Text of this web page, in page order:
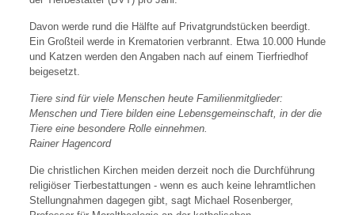
Davon werde rund die Hälfte auf Privatgrundstücken beerdigt.
Ein Großteil werde in Krematorien verbrannt. Etwa 10.000 Hunde
und Katzen werden den Angaben nach auf einem Tierfriedhof
beigesetzt.
Tiere sind für viele Menschen heute Familienmitglieder:
Menschen und Tiere bilden eine Lebensgemeinschaft, in der die
Tiere eine besondere Rolle einnehmen.
Rainer Hagencord
Die christlichen Kirchen meiden derzeit noch die Durchführung
religiöser Tierbestattungen ‐ wenn es auch keine lehramtlichen
Stellungnahmen dagegen gibt, sagt Michael Rosenberger,